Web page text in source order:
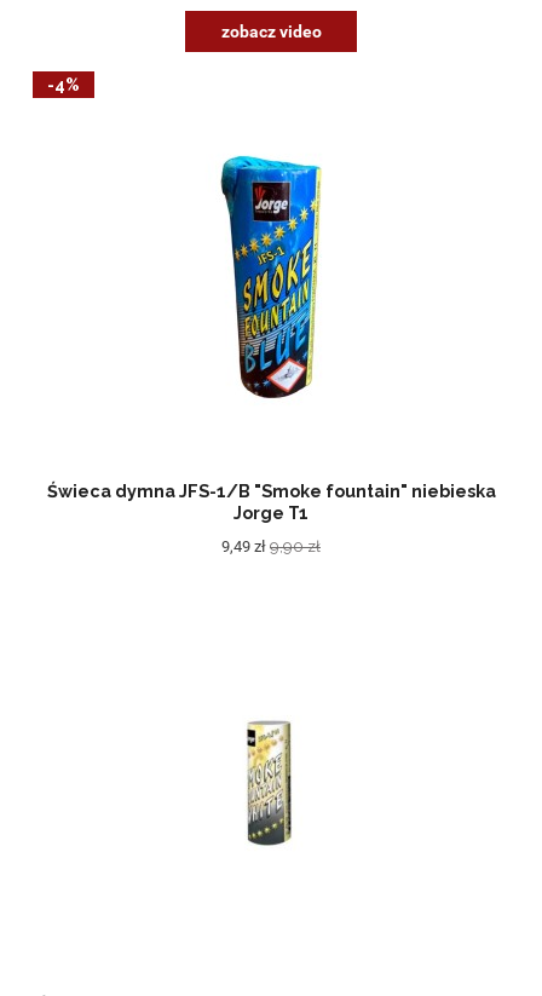
zobacz video
Świeca dymna JFS-1/B "Smoke fountain" niebieska
Jorge T1
9,49 zł 9,90 zł
-4%